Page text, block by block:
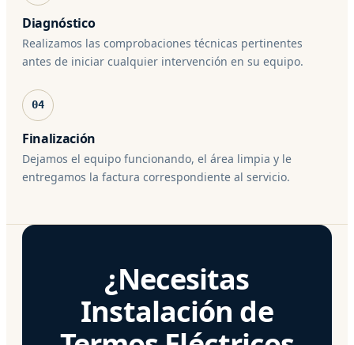
Diagnóstico
Realizamos las comprobaciones técnicas pertinentes
antes de iniciar cualquier intervención en su equipo.
04
Finalización
Dejamos el equipo funcionando, el área limpia y le
entregamos la factura correspondiente al servicio.
¿Necesitas
Instalación de